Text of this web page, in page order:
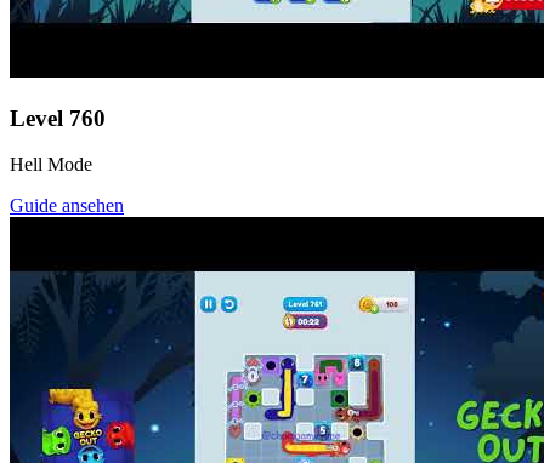
Level 760
Hell Mode
Guide ansehen